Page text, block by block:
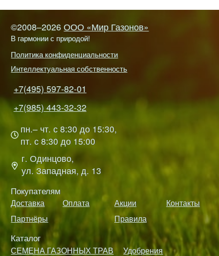
©2008–2026 ООО «Мир Газонов»
В гармонии с природой!
Политика конфиденциальности
Интеллектуальная собственность
+7(495) 597-82-01
+7(985) 443-32-32
пн.– чт. с 8:30 до 15:30,
пт. с 8:30 до 15:00
г. Одинцово,
ул. Западная, д. 13
Покупателям
Доставка Оплата Акции
Контакты
Партнёры
Правила
Каталог
СЕМЕНА ГАЗОННЫХ ТРАВ
Удобрения